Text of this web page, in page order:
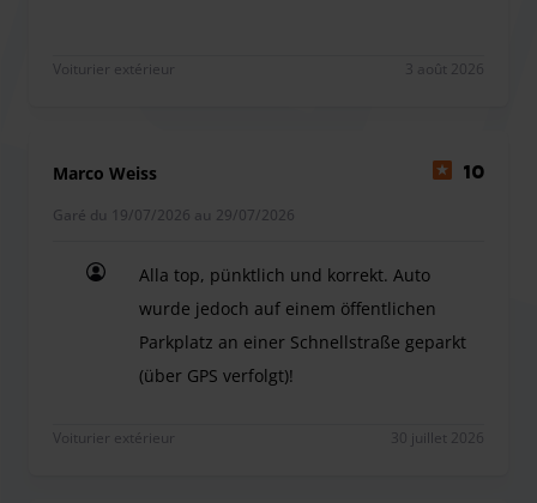
frais supplémentaires de retard de 5,00 € (uniquement)
possible moyennant un supplément, sous réserve de
Autre : Park Paradies propose également une borne de
Voiturier extérieur 3 août 2026
Marco Weiss 10
Garé du 19/07/2026 au 29/07/2026
Alla top, pünktlich und korrekt. Auto
wurde jedoch auf einem öffentlichen
Parkplatz an einer Schnellstraße geparkt
(über GPS verfolgt)!
Voiturier extérieur 30 juillet 2026